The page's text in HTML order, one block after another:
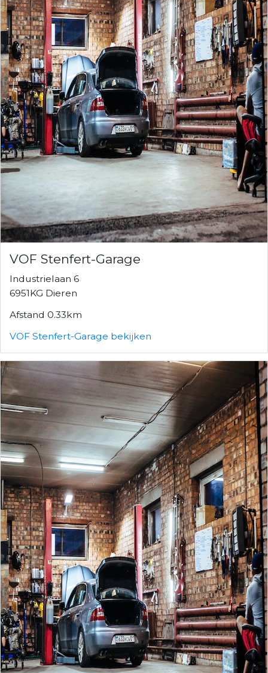
VOF Stenfert-Garage
Industrielaan 6
6951KG Dieren
Afstand 0.33km
VOF Stenfert-Garage bekijken